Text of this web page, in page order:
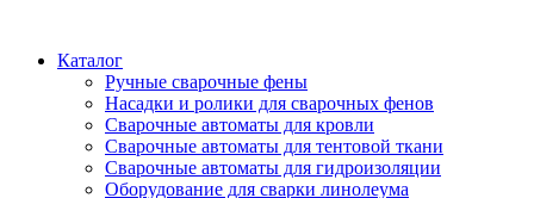
Каталог
Ручные сварочные фены
Насадки и ролики для сварочных фенов
Сварочные автоматы для кровли
Сварочные автоматы для тентовой ткани
Сварочные автоматы для гидроизоляции
Оборудование для сварки линолеума